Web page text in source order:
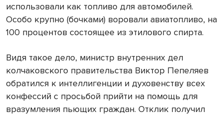
использовали как топливо для автомобилей.
Особо крупно (бочками) воровали авиатопливо, на
100 процентов состоящее из этилового спирта.
Видя такое дело, министр внутренних дел
колчаковского правительства Виктор Пепеляев
обратился к интеллигенции и духовенству всех
конфессий с просьбой прийти на помощь для
вразумления пьющих граждан. Отклик получил